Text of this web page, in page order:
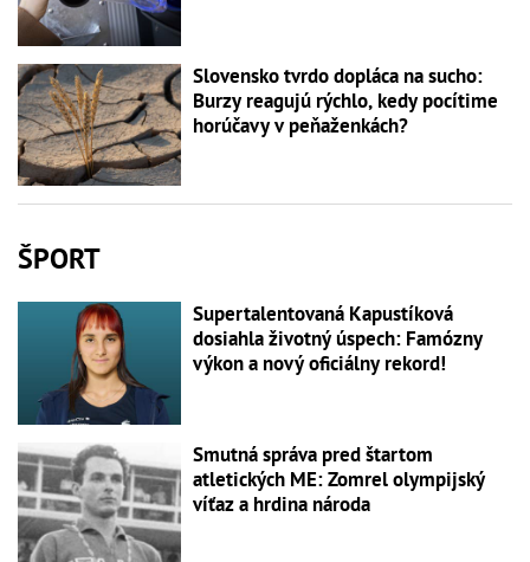
Slovensko tvrdo dopláca na sucho:
Burzy reagujú rýchlo, kedy pocítime
horúčavy v peňaženkách?
ŠPORT
Supertalentovaná Kapustíková
dosiahla životný úspech: Famózny
výkon a nový oficiálny rekord!
Smutná správa pred štartom
atletických ME: Zomrel olympijský
víťaz a hrdina národa